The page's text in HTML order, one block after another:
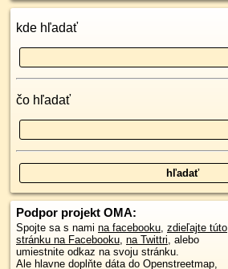
kde hľadať
čo hľadať
Podpor projekt OMA:
Spojte sa s nami na facebooku, zdieľajte túto
stránku na Facebooku, na Twittri, alebo
umiestnite odkaz na svoju stránku.
Ale hlavne doplňte dáta do Openstreetmap,